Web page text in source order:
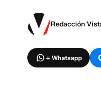
Redacción
+ Whatsapp